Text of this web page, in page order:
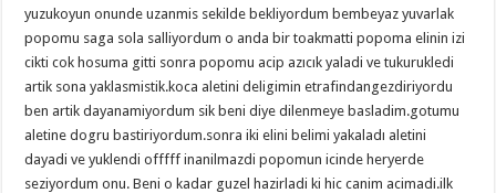
yuzukoyun onunde uzanmis sekilde bekliyordum bembeyaz yuvarlak
popomu saga sola salliyordum o anda bir toakmatti popoma elinin izi
cikti cok hosuma gitti sonra popomu acip azıcık yaladi ve tukurukledi
artik sona yaklasmistik.koca aletini deligimin etrafindangezdiriyordu
ben artik dayanamiyordum sik beni diye dilenmeye basladim.gotumu
aletine dogru bastiriyordum.sonra iki elini belimi yakaladı aletini
dayadi ve yuklendi offfff inanilmazdi popomun icinde heryerde
seziyordum onu. Beni o kadar guzel hazirladi ki hic canim acimadi.ilk